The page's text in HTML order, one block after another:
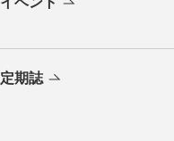
定期誌